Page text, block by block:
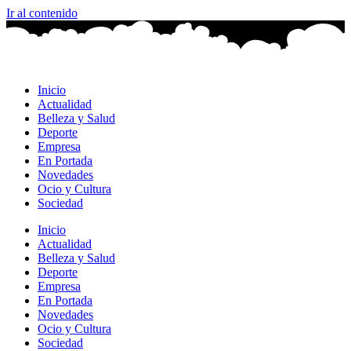
Ir al contenido
Inicio
Actualidad
Belleza y Salud
Deporte
Empresa
En Portada
Novedades
Ocio y Cultura
Sociedad
Inicio
Actualidad
Belleza y Salud
Deporte
Empresa
En Portada
Novedades
Ocio y Cultura
Sociedad